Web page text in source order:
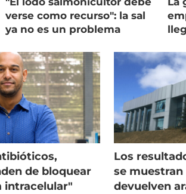
verse como recurso": la sal
ya no es un problema
de bloquear
intracelular"
Los
se
devuelven